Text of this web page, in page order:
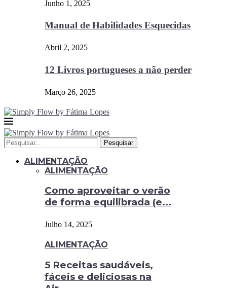
Junho 1, 2025
Manual de Habilidades Esquecidas
Abril 2, 2025
12 Livros portugueses a não perder
Março 26, 2025
Pesquisar
ALIMENTAÇÃO
ALIMENTAÇÃO
Como aproveitar o verão
de forma equilibrada (e...
Julho 14, 2025
ALIMENTAÇÃO
5 Receitas saudáveis,
fáceis e deliciosas na